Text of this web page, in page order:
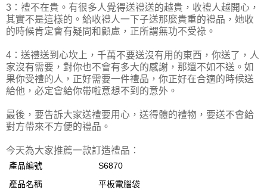
3：禮不在貴。有很多人覺得送禮送的越貴，收禮人越開心，
其實不是這樣的。給收禮人一下子送那麼貴重的禮品，她收
的時候肯定會有疑問和顧慮，正所謂無功不受祿。
4：送禮送到心坎上，千萬不要送沒有用的東西，你送了，人
家沒有需要，對你也不會有多大的感謝，那還不如不送。如
果你受禮的人，正好需要一件禮品，你正好在合適的時候送
給他，必定會給你帶啦意想不到的意外。
最後，要告訴大家送禮要用心，送得體的禮物，要送不會給
對方帶來不方便的禮品。
今天為大家推薦一款訂造禮品：
產品編號
S6870
產品名稱
平板電腦袋